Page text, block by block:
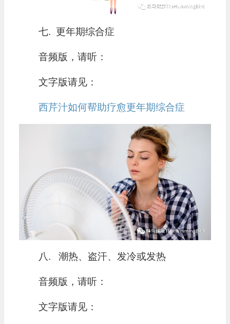
七. 更年期综合症
音频版，请听：
文字版请见：
西芹汁如何帮助疗愈更年期综合症
八. 潮热、盗汗、发冷或发热
音频版，请听：
文字版请见：